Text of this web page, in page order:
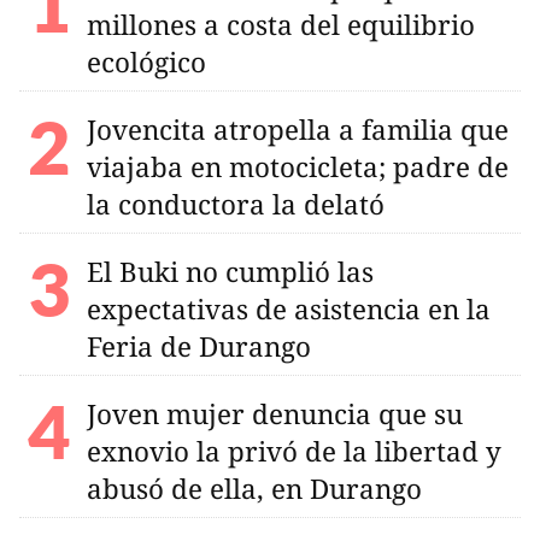
millones a costa del equilibrio
ecológico
Jovencita atropella a familia que
viajaba en motocicleta; padre de
la conductora la delató
El Buki no cumplió las
expectativas de asistencia en la
Feria de Durango
Joven mujer denuncia que su
exnovio la privó de la libertad y
abusó de ella, en Durango